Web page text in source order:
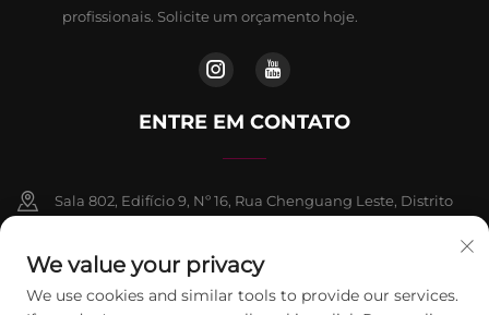
profissionais. Solicite um orçamento hoje.
ENTRE EM CONTATO
Sala 802, Edifício 9, Nº 16, Rua Chenguang Leste, Distrito
+86-13911459627
We value your privacy
We use cookies and similar tools to provide our services.